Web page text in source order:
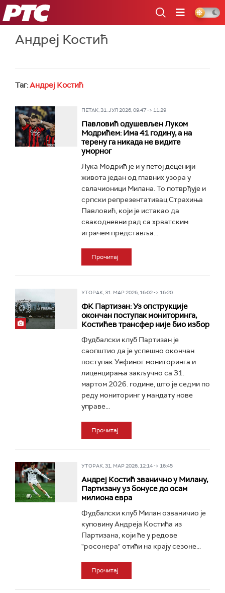
РТС
Андреј Костић
Таг:Андреј Костић
ПЕТАК, 31. ЈУЛ 2026, 09:47 -> 11:29
Павловић одушевљен Луком
Модрићем: Има 41 годину, а на
терену га никада не видите
уморног
Лука Модрић је и у петој деценији
живота један од главних узора у
свлачионици Милана. То потврђује и
српски репрезентативац Страхиња
Павловић, који је истакао да
свакодневни рад са хрватским
играчем представља...
Прочитај
УТОРАК, 31. МАР 2026, 16:02 -> 16:20
ФК Партизан: Уз опструкције
окончан поступак мониторинга,
Костићев трансфер није био избор
Фудбалски клуб Партизан је
саопштио да је успешно окончан
поступак Уефиног мониторинга и
лиценцирања закључно са 31.
мартом 2026. године, што је седми по
реду мониторинг у мандату нове
управе...
Прочитај
УТОРАК, 31. МАР 2026, 12:14 -> 16:45
Андреј Костић званично у Милану,
Партизану уз бонусе до осам
милиона евра
Фудбалски клуб Милан озваничио је
куповину Андреја Костића из
Партизана, који ће у редове
"росонера" отићи на крају сезоне...
Прочитај